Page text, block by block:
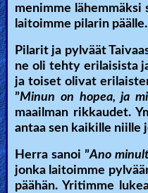
Revelations
Testimonies
Evangelism
Documentaries
menimme
laitoimme pilarin päälle.
Pilarit ja pylväät
ne oli tehty erilaisista
ja toiset olivat
”Minun on hopea, ja
maailman rikkaudet.
antaa sen kaikille niille
Herra sanoi ”Ano
jonka laitoimme
päähän. Yritimme